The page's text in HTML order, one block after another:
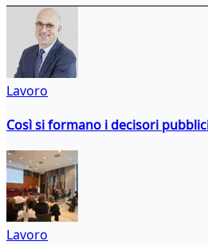
Lavoro
Così si formano i decisori
Lavoro